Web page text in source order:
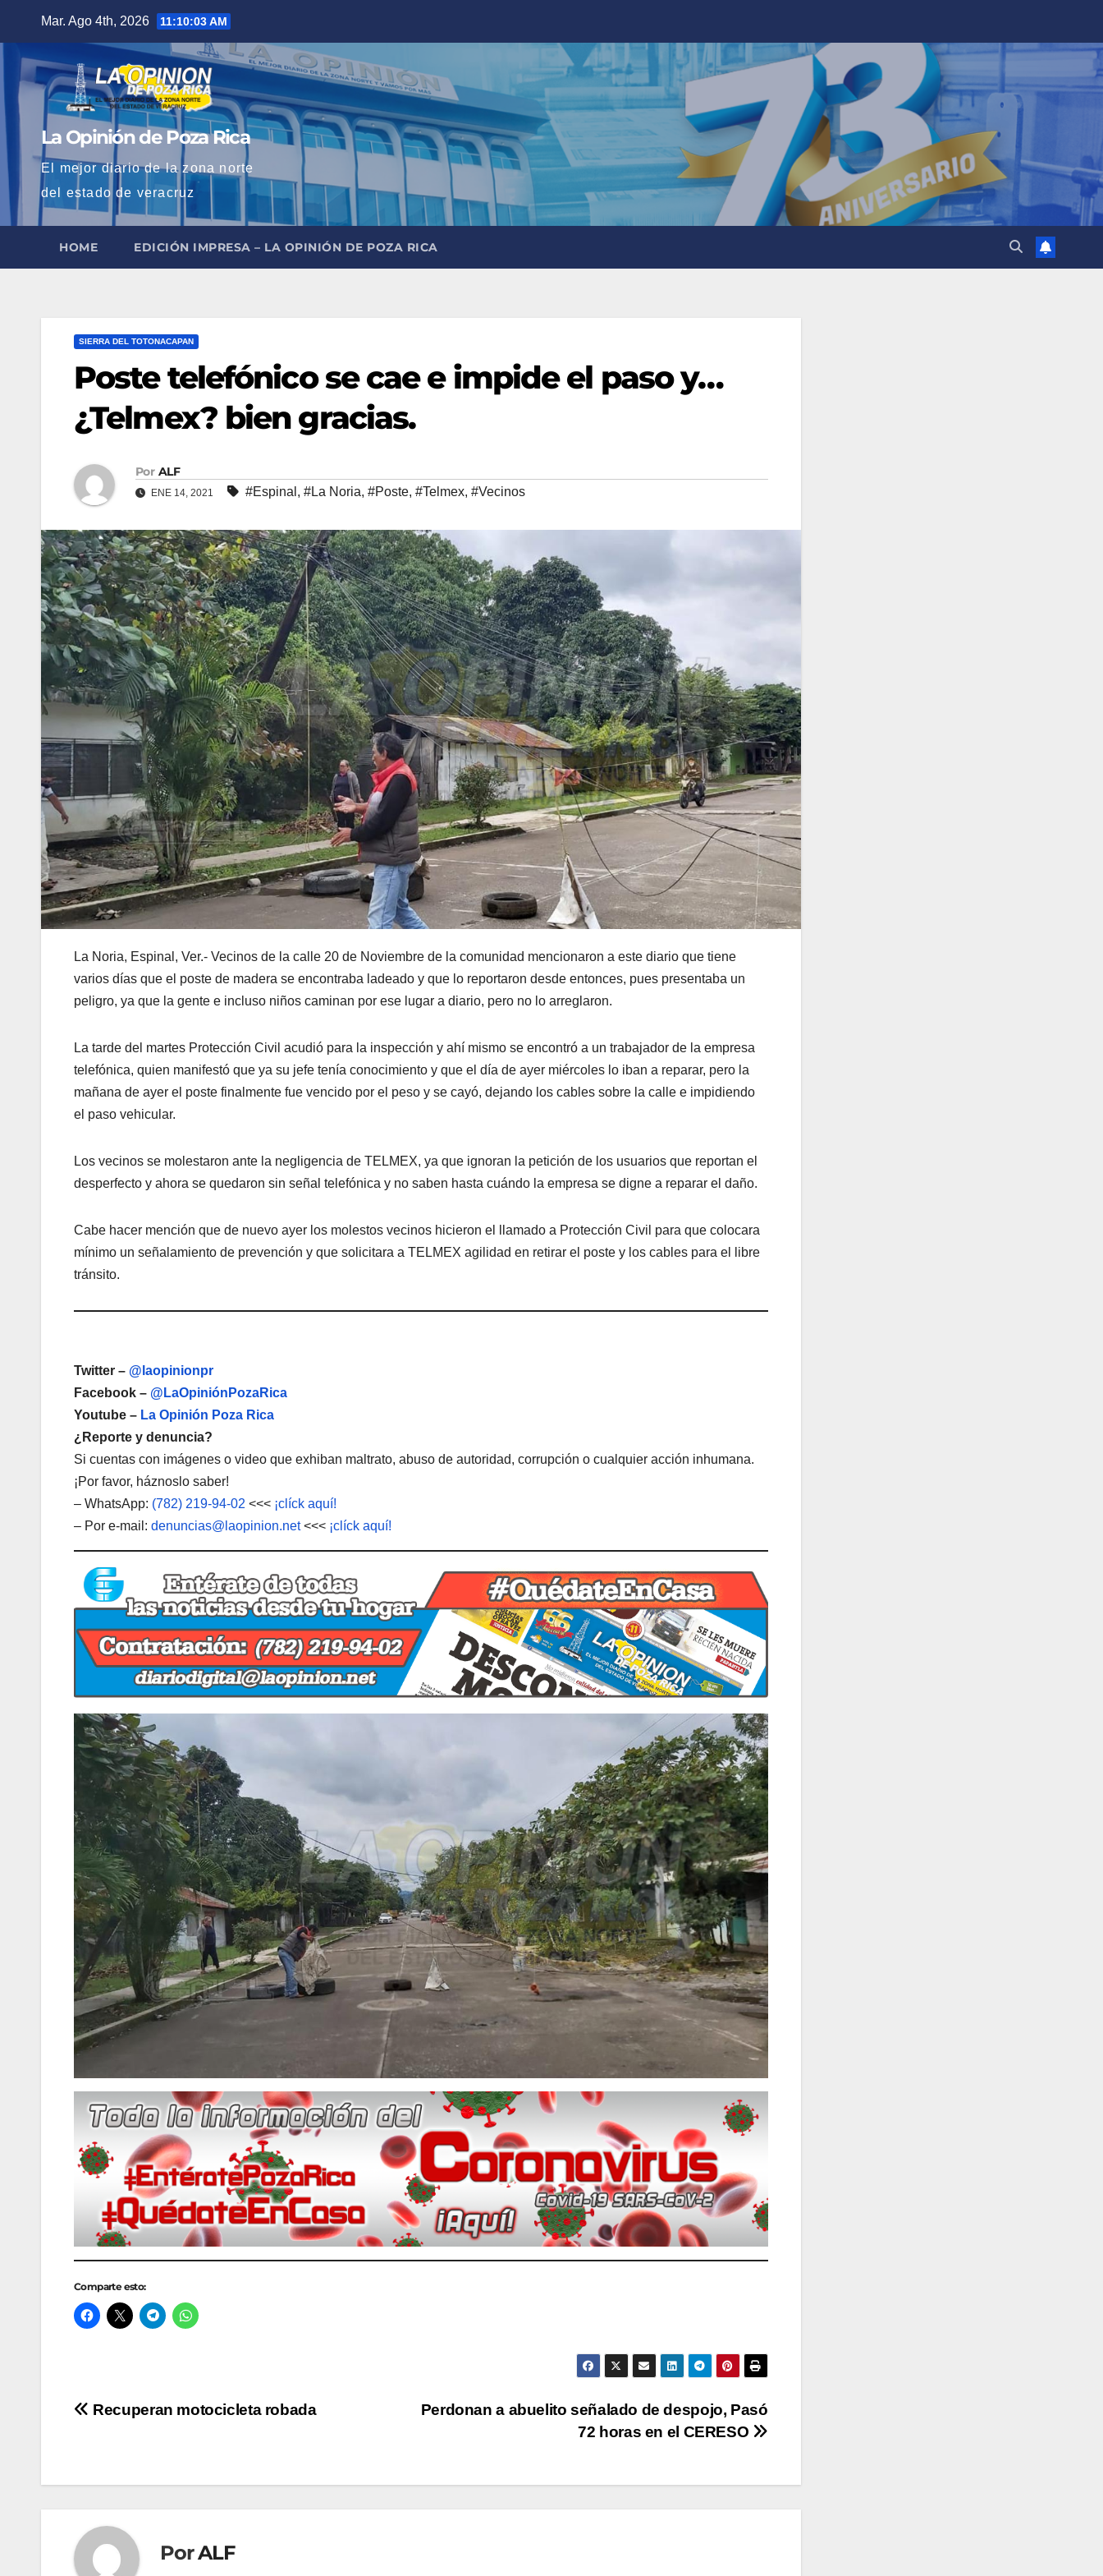
contenido
Mar. Ago 4th, 2026 11:10:04 AM
La Opinión de Poza Rica
El mejor diario de la zona norte
del estado de veracruz
HOME EDICIÓN IMPRESA – LA OPINIÓN DE POZA RICA
SIERRA DEL TOTONACAPAN
Poste telefónico se cae e impide el paso y…
¿Telmex? bien gracias.
Por ALF
ENE 14, 2021 #Espinal , #La Noria, #Poste, #Telmex, #Vecinos
La Noria, Espinal, Ver.- Vecinos de la calle 20 de Noviembre de la comunidad mencionaron a este diario que tiene
varios días que el poste de madera se encontraba ladeado y que lo reportaron desde entonces, pues presentaba un
peligro, ya que la gente e incluso niños caminan por ese lugar a diario, pero no lo arreglaron.
La tarde del martes Protección Civil acudió para la inspección y ahí mismo se encontró a un trabajador de la empresa
telefónica, quien manifestó que ya su jefe tenía conocimiento y que el día de ayer miércoles lo iban a reparar, pero la
mañana de ayer el poste finalmente fue vencido por el peso y se cayó, dejando los cables sobre la calle e impidiendo
el paso vehicular.
Los vecinos se molestaron ante la negligencia de TELMEX, ya que ignoran la petición de los usuarios que reportan el
desperfecto y ahora se quedaron sin señal telefónica y no saben hasta cuándo la empresa se digne a reparar el daño.
Cabe hacer mención que de nuevo ayer los molestos vecinos hicieron el llamado a Protección Civil para que colocara
mínimo un señalamiento de prevención y que solicitara a TELMEX agilidad en retirar el poste y los cables para el libre
tránsito.
Twitter – @laopinionpr
Facebook – @LaOpiniónPozaRica
Youtube – La Opinión Poza Rica
¿Reporte y denuncia?
Si cuentas con imágenes o video que exhiban maltrato, abuso de autoridad, corrupción o cualquier acción inhumana.
¡Por favor, háznoslo saber!
– WhatsApp: (782) 219-94-02 <<< ¡clíck aquí!
– Por e-mail: denuncias@laopinion.net<<< ¡clíck aquí!
Comparte esto:
Navegación
entradas
Perdonan a abuelito señalado de despojo, Pasó
72 horas en el CERESO
Recuperan motocicleta robada
PorALF